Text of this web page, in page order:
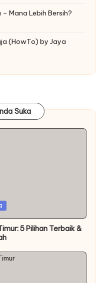
Mana Lebih Bersih?
(HowTo) by Jaya
Suka
5 Pilihan Terbaik &